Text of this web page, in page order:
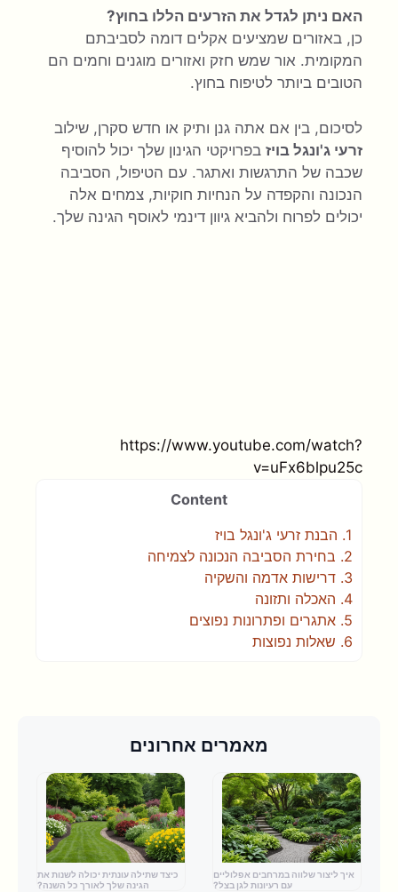
האם ניתן לגדל את הזרעים הללו בחוץ?
כן, באזורים שמציעים אקלים דומה לסביבתם
המקומית. אור שמש חזק ואזורים מוגנים וחמים הם
הטובים ביותר לטיפוח בחוץ.
לסיכום, בין אם אתה גנן ותיק או חדש סקרן, שילוב
זרעי ג'ונגל בויז בפרויקטי הגינון שלך יכול להוסיף
שכבה של התרגשות ואתגר. עם הטיפול, הסביבה
הנכונה והקפדה על הנחיות חוקיות, צמחים אלה
יכולים לפרוח ולהביא גיוון דינמי לאוסף הגינה שלך.
https://www.youtube.com/watch?
v=uFx6blpu25c
Content
1. הבנת זרעי ג'ונגל בויז
2. בחירת הסביבה הנכונה לצמיחה
3. דרישות אדמה והשקיה
4. האכלה ותזונה
5. אתגרים ופתרונות נפוצים
6. שאלות נפוצות
מאמרים אחרונים
איך ליצור שלווה במרחבים אפלוליים
עם רעיונות לגן בצל?
כיצד שתילה עונתית יכולה לשנות את
הגינה שלך לאורך כל השנה?